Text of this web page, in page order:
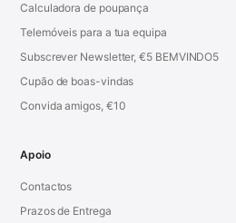
Calculadora de poupança
Telemóveis para a tua equipa
Subscrever Newsletter, €5 BEMVINDO5
Cupão de boas-vindas
Convida amigos, €10
Apoio
Contactos
Prazos de Entrega